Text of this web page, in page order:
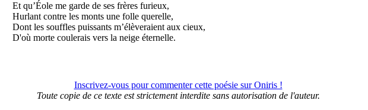
Et qu’Éole me garde de ses frères furieux,
Hurlant contre les monts une folle querelle,
Dont les souffles puissants m’élèveraient aux cieux,
D'où morte coulerais vers la neige éternelle.
Inscrivez-vous pour commenter cette poésie sur Oniris !
Toute copie de ce texte est strictement interdite sans autorisation de l'auteur.